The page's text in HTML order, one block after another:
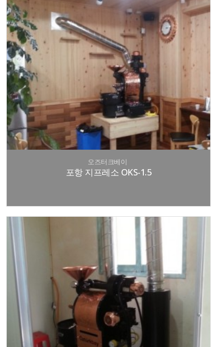
오즈터크베이
포항 지프레소 OKS-1.5